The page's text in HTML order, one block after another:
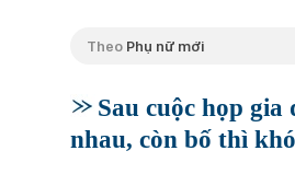
Theo Phụ nữ mới
Sau cuộc họp
nhau, còn bố thì